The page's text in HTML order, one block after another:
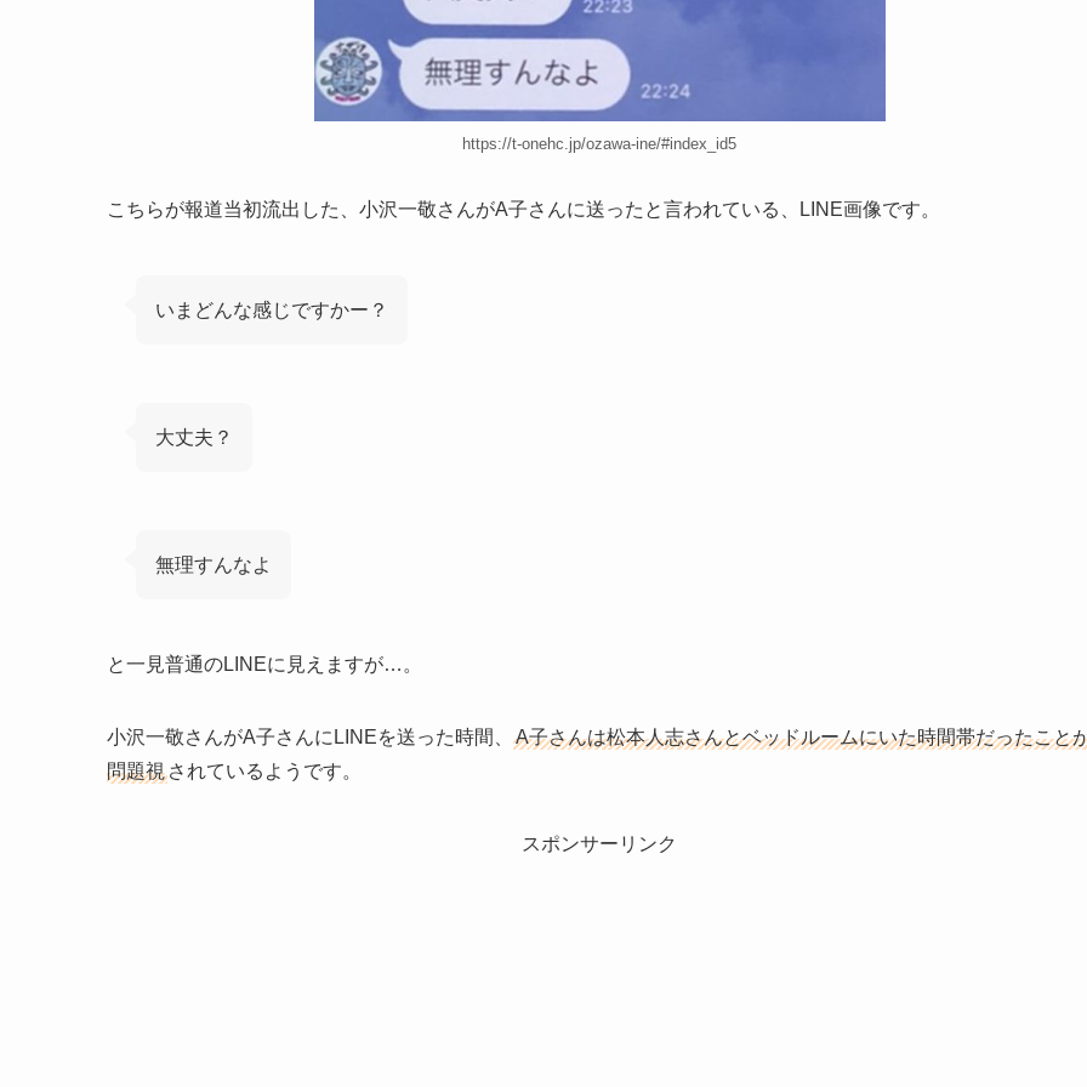
https://t-onehc.jp/ozawa-ine/#index_id5
こちらが報道当初流出した、小沢一敬さんがA子さんに送ったと言われている、LINE画像です。
いまどんな感じですかー？
大丈夫？
無理すんなよ
と一見普通のLINEに見えますが…。
小沢一敬さんがA子さんにLINEを送った時間、
A子さんは松本人志さんとベッドルームにいた時間帯だったこと
問題視 されているようです。
スポンサーリンク